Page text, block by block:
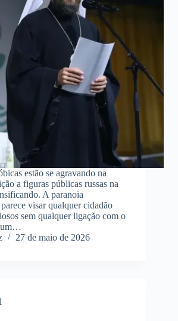
estão se agravando na
a figuras públicas russas na
A paranoia
visar qualquer cidadão
sem qualquer ligação com o
um…
27 de maio de 2026